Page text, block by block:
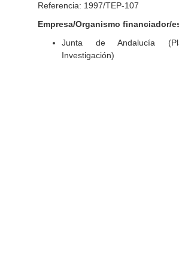
Referencia: 1997/TEP-107
Empresa/Organismo financiador/
Junta de Andalucía
Investigación)